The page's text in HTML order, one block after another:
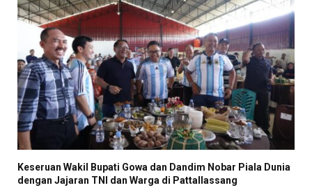
Keseruan Wakil Bupati Gowa dan Dandim Nobar Piala Dunia
dengan Jajaran TNI dan Warga di Pattallassang